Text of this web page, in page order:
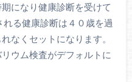
になり健康診断を受けて
る健康診断は４０歳を過
なくセットになります。
ウム検査がデフォルトに